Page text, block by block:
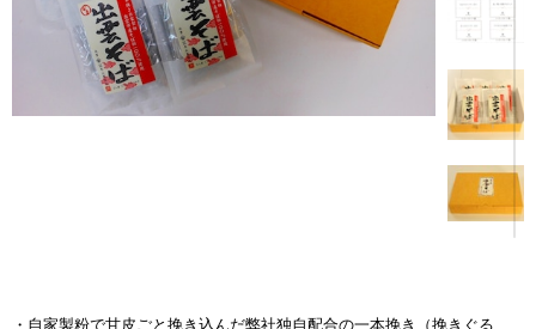
・自家製粉で甘皮ごと挽き込んだ弊社独自配合の一本挽き（挽きぐる